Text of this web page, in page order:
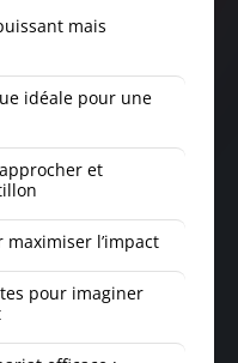
mais
idéale pour une
et
l’impact
pour imaginer